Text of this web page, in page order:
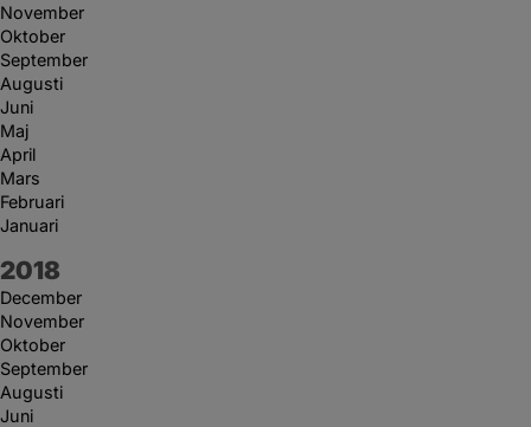
November
Oktober
September
Augusti
Juni
Maj
April
Mars
Februari
Januari
År:
2018
December
November
Oktober
September
Augusti
Juni